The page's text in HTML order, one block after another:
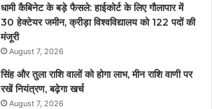
धामी कैबिनेट के बड़े फैसले: हाईकोर्ट के लिए गौलापार में
30 हेक्टेयर जमीन, क्रीड़ा विश्वविद्यालय को 122 पदों की
मंजूरी
August 7, 2026
सिंह और तुला राशि वालों को होगा लाभ, मीन राशि वाणी पर
रखें नियंत्रण, बढ़ेगा खर्च
August 7, 2026